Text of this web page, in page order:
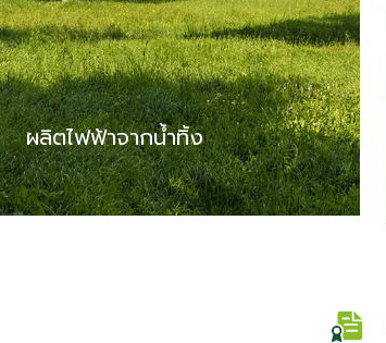
ผลิตไฟฟ้าจากน้ำทิ้ง